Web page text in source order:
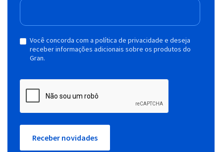
Você concorda com a política de privacidade e deseja
receber informações adicionais sobre os produtos do
Gran.
Receber novidades